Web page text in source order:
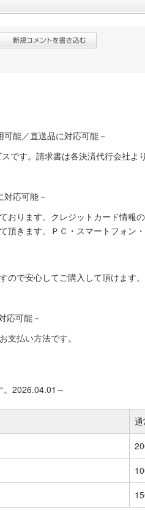
能／直送品に対応可能－
です。請求書は各決済代行会社
応可能－
おります。クレジットカード情報
きます。ＰＣ・スマートフォン
ので安心してご購入して頂けます
応可能－
支払い方法です。
2026.04.01～